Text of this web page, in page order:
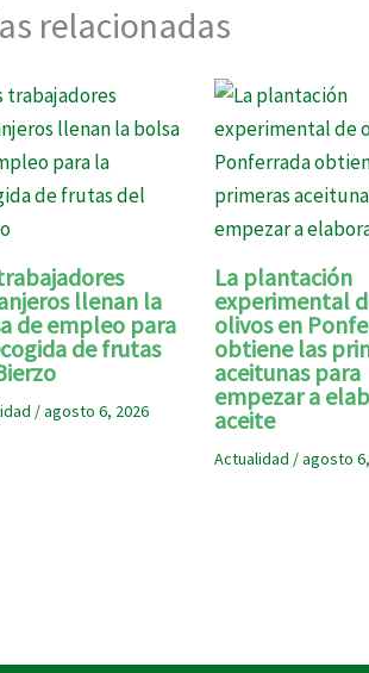
relacionadas
llenan la
de empleo para
de frutas
/agosto 6, 2026
La plantación
experimental
olivos en
obtiene las
aceitunas para
empezar a
aceite
Actualidad /agosto